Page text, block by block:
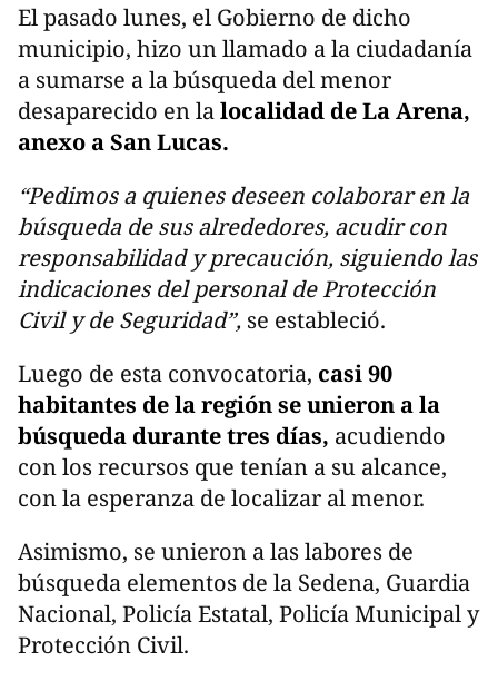
El pasado lunes, el Gobierno de dicho
municipio, hizo un llamado a la ciudadanía
a sumarse a la búsqueda del menor
desaparecido en lalocalidad de La Arena,
anexo a San Lucas.
“Pedimos a quienes deseen colaborar en la
búsqueda de sus alrededores, acudir con
responsabilidad y precaución, siguiendo las
indicaciones del personal de Protección
Civil y de Seguridad”, se estableció.
Luego de esta convocatoria, casi 90
habitantes de la región se unieron a la
búsqueda durante tres días, acudiendo
con los recursos que tenían a su alcance,
con la esperanza de localizar al menor.
Asimismo, se unieron a las labores de
búsqueda elementos de la Sedena, Guardia
Nacional, Policía Estatal, Policía Municipal y
Protección Civil.